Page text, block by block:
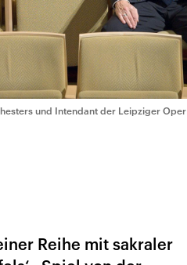
und Intendant der Leipziger Oper
Reihe mit sakraler